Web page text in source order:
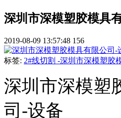
深圳市深模塑胶模具
2019-08-09 13:57:48 156
标签: 2#线切割 -深圳市深模塑胶
深圳市深模塑
司-设备